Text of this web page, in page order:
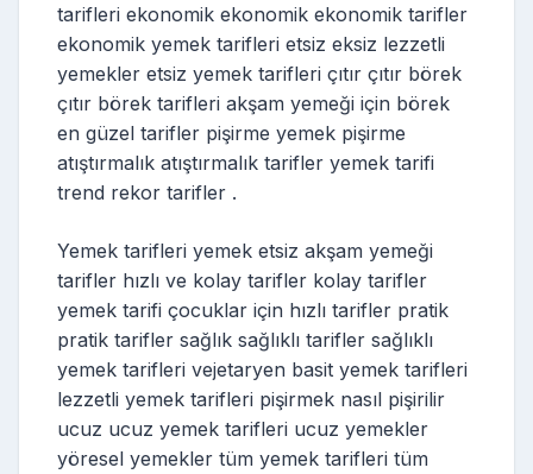
tarifleri ekonomik ekonomik ekonomik tarifler
ekonomik yemek tarifleri etsiz eksiz lezzetli
yemekler etsiz yemek tarifleri çıtır çıtır börek
çıtır börek tarifleri akşam yemeği için börek
en güzel tarifler pişirme yemek pişirme
atıştırmalık atıştırmalık tarifler yemek tarifi
trend rekor tarifler .
Yemek tarifleri yemek etsiz akşam yemeği
tarifler hızlı ve kolay tarifler kolay tarifler
yemek tarifi çocuklar için hızlı tarifler pratik
pratik tarifler sağlık sağlıklı tarifler sağlıklı
yemek tarifleri vejetaryen basit yemek tarifleri
lezzetli yemek tarifleri pişirmek nasıl pişirilir
ucuz ucuz yemek tarifleri ucuz yemekler
yöresel yemekler tüm yemek tarifleri tüm